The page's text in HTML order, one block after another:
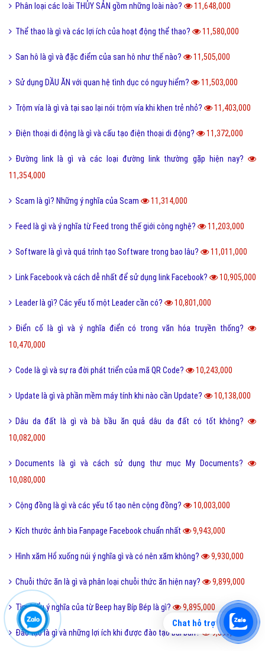
Phân loại các loài THỦY SẢN gồm những loài nào? 11,648,000
Thể thao là gì và các lợi ích của hoạt động thể thao? 11,580,000
San hô là gì và đặc điểm của san hô như thế nào? 11,505,000
Sử dụng DẦU ĂN với quan hệ tình dục có nguy hiểm? 11,503,000
Trộm vía là gì và tại sao lại nói trộm vía khi khen trẻ nhỏ? 11,403,000
Điện thoại di động là gì và cấu tạo điện thoại di động? 11,372,000
Đường link là gì và các loại đường link thường gặp hiện nay?
11,354,000
Scam là gì? Những ý nghĩa của Scam 11,314,000
Feed là gì và ý nghĩa từ Feed trong thế giới công nghệ? 11,203,000
Software là gì và quá trình tạo Software trong bao lâu? 11,011,000
Link Facebook và cách dễ nhất để sử dụng link Facebook? 10,905,000
Leader là gì? Các yếu tố một Leader cần có? 10,801,000
Điển cố là gì và ý nghĩa điển có trong văn hóa truyền thống?
10,470,000
Code là gì và sự ra đời phát triển của mã QR Code? 10,243,000
Update là gì và phần mềm máy tính khi nào cần Update? 10,138,000
Dâu da đất là gì và bà bầu ăn quả dâu da đất có tốt không?
10,082,000
Documents là gì và cách sử dụng thư mục My Documents?
10,080,000
Cộng đồng là gì và các yếu tố tạo nên cộng đồng? 10,003,000
Kích thước ảnh bìa Fanpage Facebook chuẩn nhất 9,943,000
Hình xăm Hổ xuống núi ý nghĩa gì và có nên xăm không? 9,930,000
Chuỗi thức ăn là gì và phân loại chuỗi thức ăn hiện nay? 9,899,000
Tìm hiểu ý nghĩa của từ Beep hay Bíp Bép là gì? 9,895,000
Đào tạo là gì và những lợi ích khi được đào tạo bài bản? 9,891,000
Chat hỗ trợ